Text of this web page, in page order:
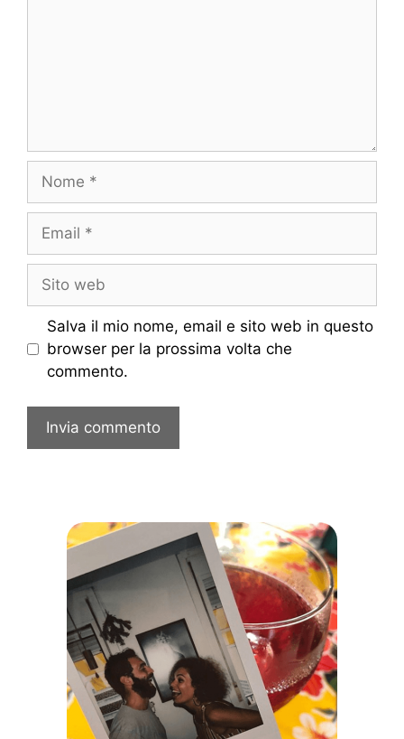
Nome
Email
Sito
web
Salva il mio nome, email e sito web in questo
browser per la prossima volta che
commento.